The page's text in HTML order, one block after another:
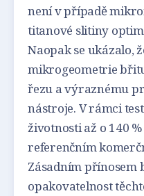
není v případě
titanové slitiny
Naopak se ukázalo,
mikrogeometrie
řezu a výraznému
nástroje. V rámci
životnosti až o 140
referenčním
Zásadním přínosem
opakovatelnost